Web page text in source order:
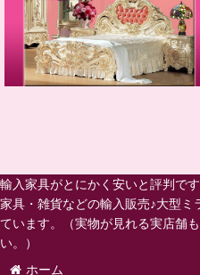
輸入家具がとにかく安いと評判で
家具・雑貨などの輸入販売♪大型
ています。（実物が見れる実店舗
い。）
ホーム